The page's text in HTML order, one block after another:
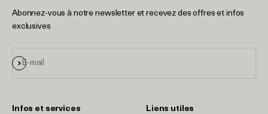
Abonnez-vous à notre newsletter et recevez des offres et infos
exclusives
E-mail
S'inscrire
Infos et services Liens utiles